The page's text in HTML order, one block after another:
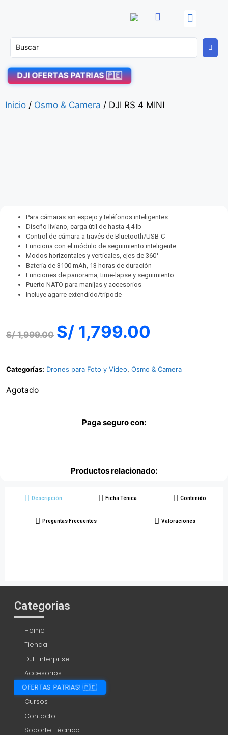
DJI OFERTAS PATRIAS 🇵🇪
Inicio / Osmo & Camera / DJI RS 4 MINI
Para cámaras sin espejo y teléfonos inteligentes
Diseño liviano, carga útil de hasta 4,4 lb
Control de cámara a través de Bluetooth/USB-C
Funciona con el módulo de seguimiento inteligente
Modos horizontales y verticales, ejes de 360°
Batería de 3100 mAh, 13 horas de duración
Funciones de panorama, time-lapse y seguimiento
Puerto NATO para manijas y accesorios
Incluye agarre extendido/trípode
S/1,999.00 S/ 1,799.00
Categorías: Drones para Foto y Video, Osmo & Camera
Agotado
Paga seguro con:
Productos relacionado:
Descripción Ficha Ténica Contenido
Preguntas Frecuentes Valoraciones
Categorías
Home
Tienda
DJI Enterprise
Accesorios
OFERTAS PATRIAS! 🇵🇪
Cursos
Contacto
Soporte Técnico